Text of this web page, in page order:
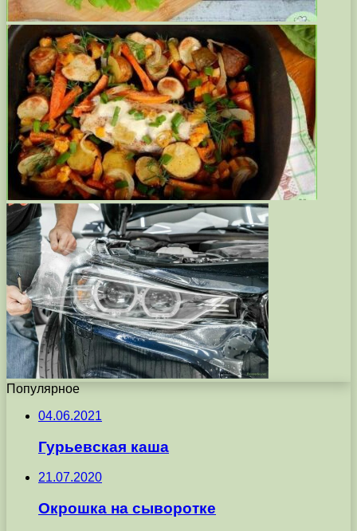
Популярное
04.06.2021
Гурьевская каша
21.07.2020
Окрошка на сыворотке